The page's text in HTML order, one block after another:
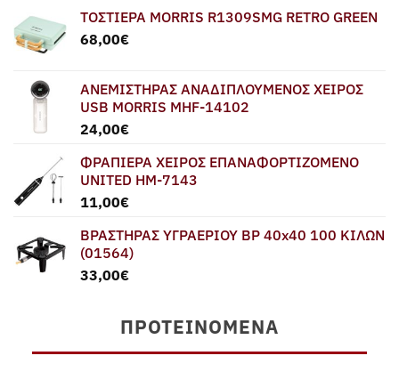
ΤΟΣΤΙΕΡΑ MORRIS R1309SMG RETRO GREEN
68,00€
ΑΝΕΜΙΣΤΗΡΑΣ ΑΝΑΔΙΠΛΟΥΜΕΝΟΣ ΧΕΙΡΟΣ
USB MORRIS MHF-14102
24,00€
ΦΡΑΠΙΕΡΑ ΧΕΙΡΟΣ ΕΠΑΝΑΦΟΡΤΙΖΟΜΕΝΟ
UNITED HM-7143
11,00€
ΒΡΑΣΤΗΡΑΣ ΥΓΡΑΕΡΙΟΥ BP 40x40 100 ΚΙΛΩΝ
(01564)
33,00€
ΠΡΟΤΕΙΝΌΜΕΝΑ